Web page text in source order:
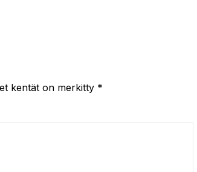
kentät on merkitty *